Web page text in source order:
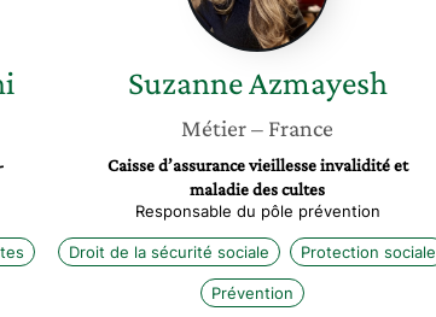
SuzanneAzmayesh
Métier– France
Caisse d’assurance vieillesse invalidité et
maladie des cultes
Responsable du pôle prévention
Droit de la sécurité sociale Protection sociale
Prévention